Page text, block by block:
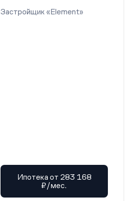
Застройщик «Element»
Ипотека от 283 168
₽/мес.